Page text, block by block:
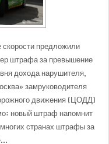
предложили
штрафа за превышение
дохода нарушителя,
замруководителя
движения (ЦОДД)
новый штраф напомнит
странах штрафы за